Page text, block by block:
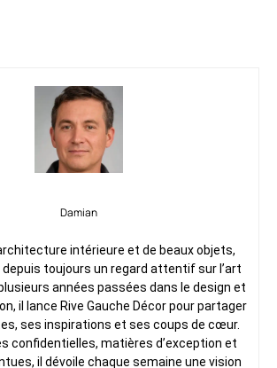
Damian
intérieure et de beaux objets,
depuis toujours un regard attentif sur l’art
années passées dans le design et
il lance Rive Gauche Décor pour partager
ses inspirations et ses coups de cœur.
confidentielles, matières d’exception et
il dévoile chaque semaine une vision